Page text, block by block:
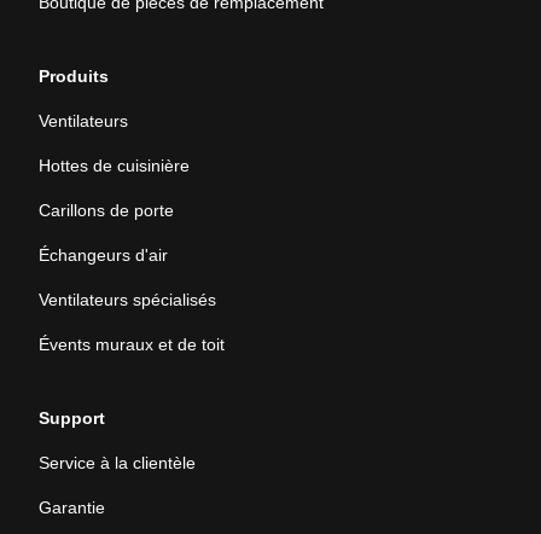
Produits
Ventilateurs
Hottes de cuisinière
Carillons de porte
Échangeurs d'air
Ventilateurs spécialisés
Évents muraux et de toit
Support
Service à la clientèle
Garantie